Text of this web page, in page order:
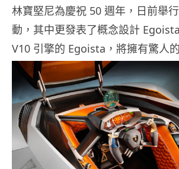
林寶堅尼為慶祝 50 週年，日前舉
動，其中更發表了概念設計
V10 引擎的 Egoista，將擁有驚人